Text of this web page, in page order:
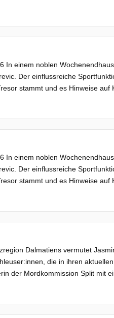
In einem noblen
Der einflussreiche
stammt und es Hinweise auf
In einem noblen
Der einflussreiche
stammt und es Hinweise auf
Dalmatiens vermutet
die in ihren
der Mordkommission Split mit